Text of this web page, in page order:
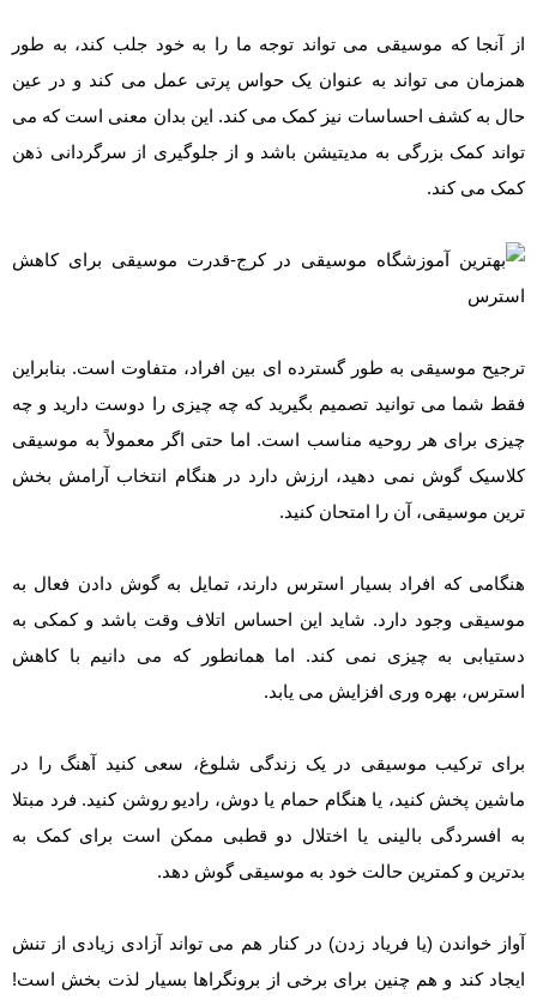
از آنجا که موسیقی می تواند توجه ما را به خود جلب کند، به طور
همزمان می تواند به عنوان یک حواس پرتی عمل می کند و در عین
حال به کشف احساسات نیز کمک می کند. این بدان معنی است که می
تواند کمک بزرگی به مدیتیشن باشد و از جلوگیری از سرگردانی ذهن
کمک می کند.
ترجیح موسیقی به طور گسترده ای بین افراد، متفاوت است. بنابراین
فقط شما می توانید تصمیم بگیرید که چه چیزی را دوست دارید و چه
چیزی برای هر روحیه مناسب است. اما حتی اگر معمولاً به موسیقی
کلاسیک گوش نمی دهید، ارزش دارد در هنگام انتخاب آرامش بخش
ترین موسیقی، آن را امتحان کنید.
هنگامی که افراد بسیار استرس دارند، تمایل به گوش دادن فعال به
موسیقی وجود دارد. شاید این احساس اتلاف وقت باشد و کمکی به
دستیابی به چیزی نمی کند. اما همانطور که می دانیم با کاهش
استرس، بهره وری افزایش می یابد.
برای ترکیب موسیقی در یک زندگی شلوغ، سعی کنید آهنگ را در
ماشین پخش کنید، یا هنگام حمام یا دوش، رادیو روشن کنید. فرد مبتلا
به افسردگی بالینی یا اختلال دو قطبی ممکن است برای کمک به
بدترین و کمترین حالت خود به موسیقی گوش دهد.
آواز خواندن (یا فریاد زدن) در کنار هم می تواند آزادی زیادی از تنش
ایجاد کند و هم چنین برای برخی از برونگراها بسیار لذت بخش است!